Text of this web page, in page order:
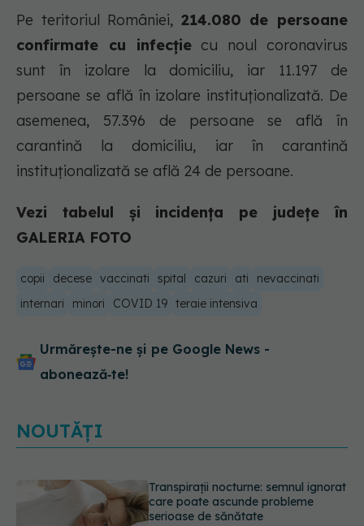
Pe teritoriul României, 214.080 de persoane
confirmate cu infecțiecu noul coronavirus
sunt în izolare la domiciliu, iar 11.197 de
persoane se află în izolare instituționalizată. De
asemenea, 57.396 de persoane se află în
carantină la domiciliu, iar în carantină
instituționalizată se află 24 de persoane.
Vezi tabelul și incidența pe județe în
GALERIA FOTO
copii decese vaccinati spital cazuri ati
nevaccinati
internari
minori COVID 19 teraie intensiva
Urmărește-ne și pe Google News -
abonează‑te!
NOUTĂȚI
Ce poți mânca și ce trebuie să eviți
dacă ai gastrită: exemplu de meniu
care reduce inflamația stomacului